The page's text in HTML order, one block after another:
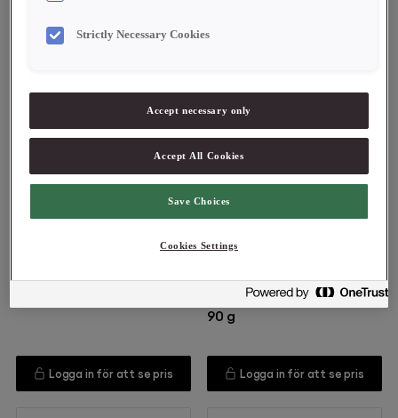
Logga in för att se pris
Toppmurklor jumbo
Logga in för att se pris
Akaciahonung med
tryffel och tryffelarom
90 g
Logga in för att se pris
Strictly Necessary Cookies
Accept necessary only
Accept All Cookies
Save Choices
Cookies Settings